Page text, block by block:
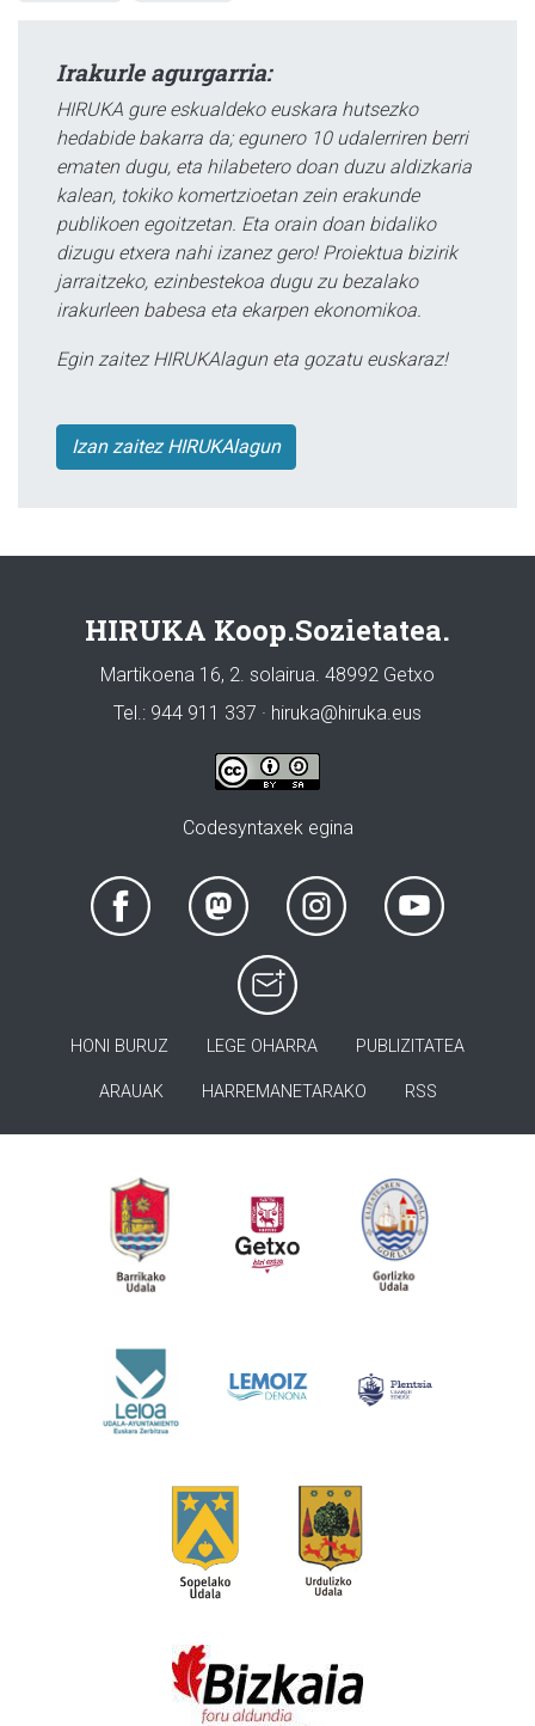
Irakurle agurgarria:
HIRUKA gure eskualdeko euskara hutsezko
hedabide bakarra da; egunero 10 udalerriren berri
ematen dugu, eta hilabetero doan duzu aldizkaria
kalean, tokiko komertzioetan zein erakunde
publikoen egoitzetan. Eta orain doan bidaliko
dizugu etxera nahi izanez gero! Proiektua bizirik
jarraitzeko, ezinbestekoa dugu zu bezalako
irakurleen babesa eta ekarpen ekonomikoa.
Egin zaitez HIRUKAlagun eta gozatu euskaraz!
Izan zaitez HIRUKAlagun
HIRUKA Koop.Sozietatea.
Martikoena 16, 2. solairua. 48992 Getxo
Tel.: 944 911 337 · hiruka@hiruka.eus
Codesyntaxek egina
HONI BURUZ LEGE OHARRA PUBLIZITATEA
ARAUAK HARREMANETARAKO RSS